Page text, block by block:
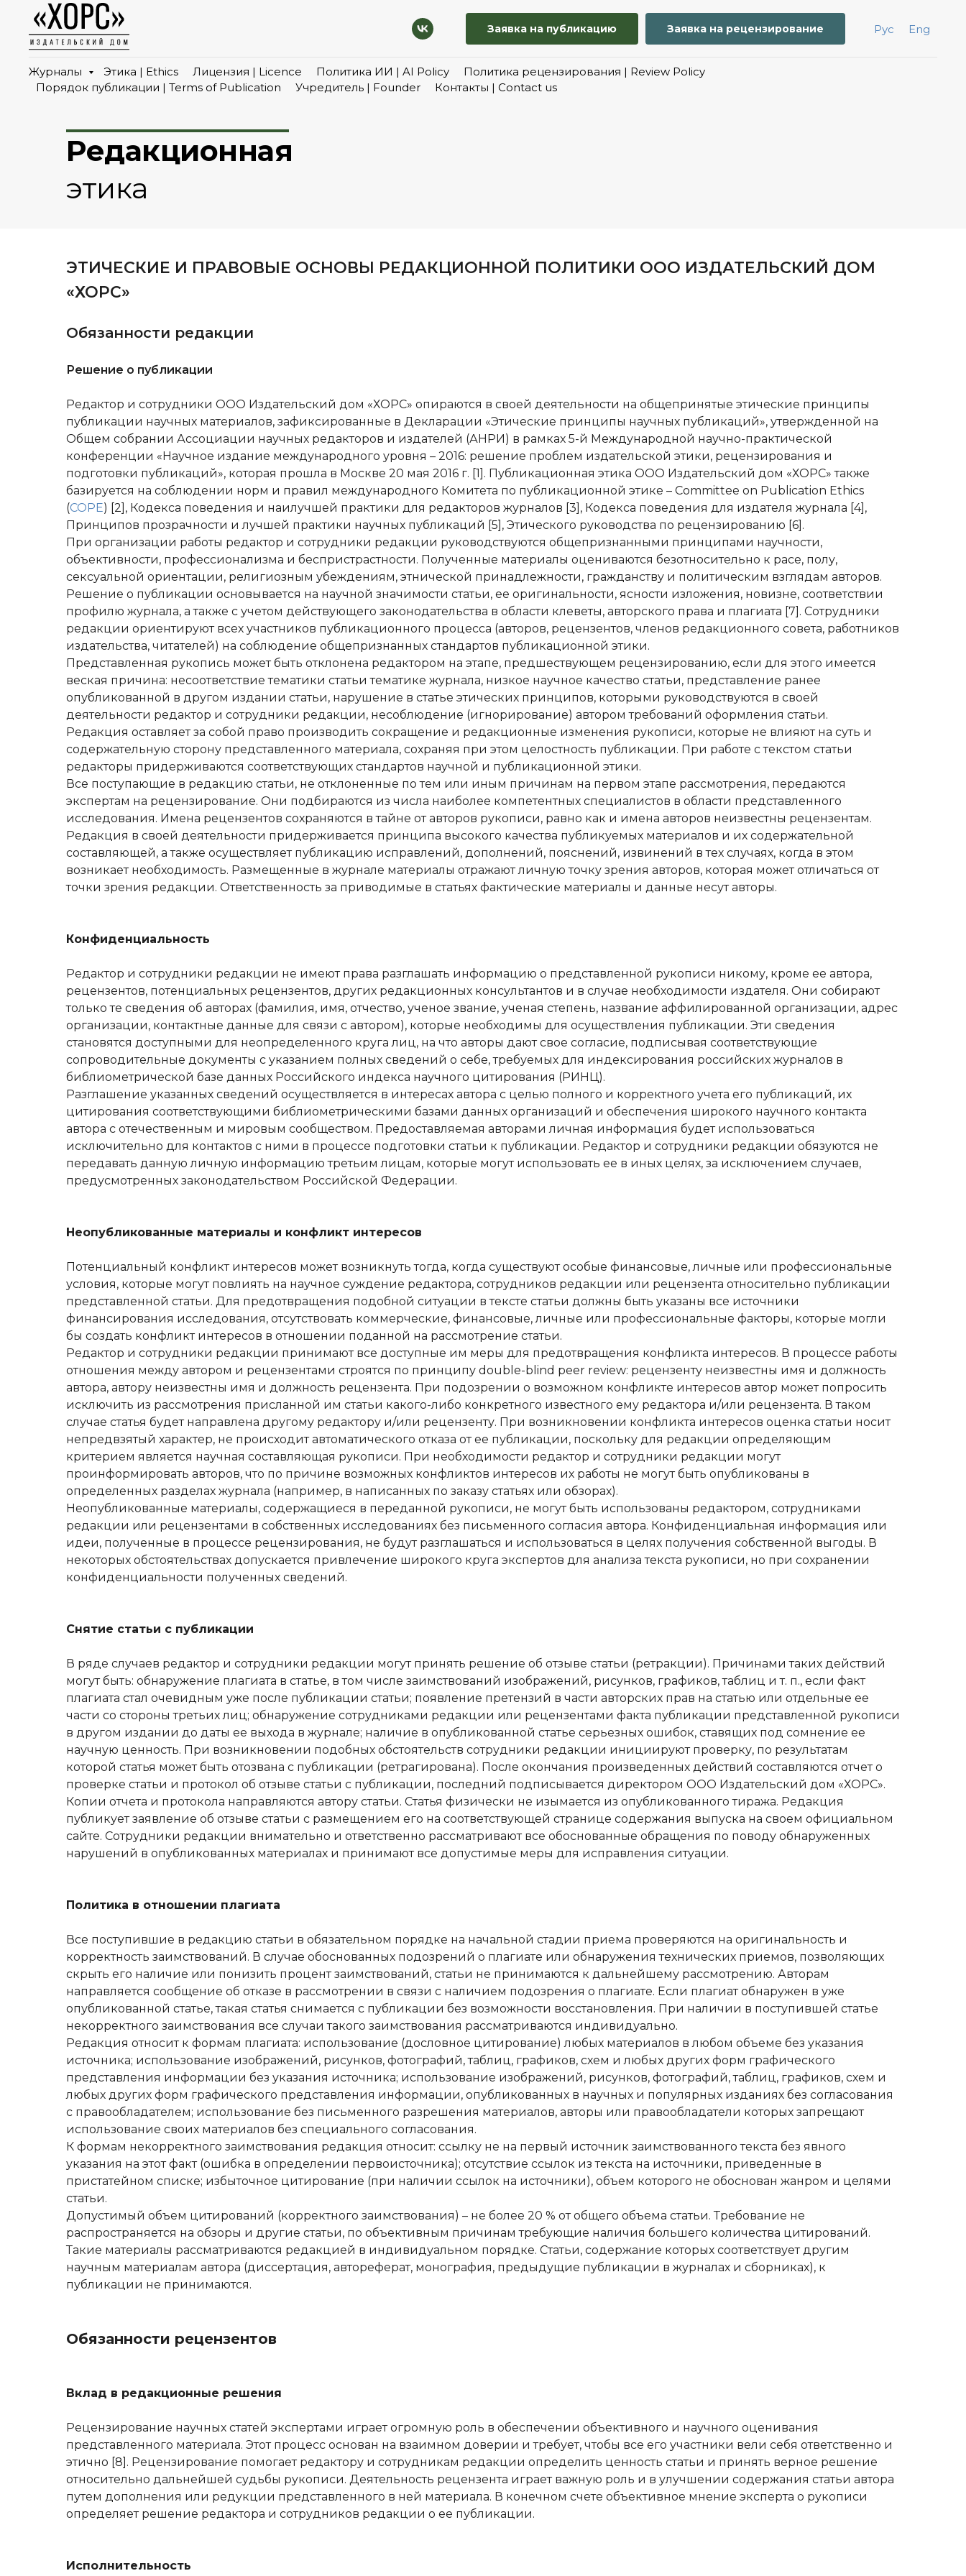
Заявка на публикацию Заявка на рецензирование Рус Eng
Журналы Этика | Ethics Лицензия | Licence Политика ИИ | AI Policy
Политика рецензирования | Review Policy
Порядок публикации | Terms of Publication
Учредитель | Founder Контакты | Contact us
Редакционная
этика
ЭТИЧЕСКИЕ И ПРАВОВЫЕ ОСНОВЫ РЕДАКЦИОННОЙ ПОЛИТИКИ ООО ИЗДАТЕЛЬСКИЙ ДОМ
«ХОРС»
Обязанности редакции
Решение о публикации
Редактор и сотрудники ООО Издательский дом «ХОРС» опираются в своей деятельности на общепринятые этические принципы
публикации научных материалов, зафиксированные в Декларации «Этические принципы научных публикаций», утвержденной на
Общем собрании Ассоциации научных редакторов и издателей (АНРИ) в рамках 5-й Международной научно-практической
конференции «Научное издание международного уровня – 2016: решение проблем издательской этики, рецензирования и
подготовки публикаций», которая прошла в Москве 20 мая 2016 г. [1]. Публикационная этика ООО Издательский дом «ХОРС» также
базируется на соблюдении норм и правил международного Комитета по публикационной этике – Committee on Publication Ethics
(COPE) [2], Кодекса поведения и наилучшей практики для редакторов журналов [3], Кодекса поведения для издателя журнала [4],
Принципов прозрачности и лучшей практики научных публикаций [5], Этического руководства по рецензированию [6].
При организации работы редактор и сотрудники редакции руководствуются общепризнанными принципами научности,
объективности, профессионализма и беспристрастности. Полученные материалы оцениваются безотносительно к расе, полу,
сексуальной ориентации, религиозным убеждениям, этнической принадлежности, гражданству и политическим взглядам авторов.
Решение о публикации основывается на научной значимости статьи, ее оригинальности, ясности изложения, новизне, соответствии
профилю журнала, а также с учетом действующего законодательства в области клеветы, авторского права и плагиата [7]. Сотрудники
редакции ориентируют всех участников публикационного процесса (авторов, рецензентов, членов редакционного совета, работников
издательства, читателей) на соблюдение общепризнанных стандартов публикационной этики.
Представленная рукопись может быть отклонена редактором на этапе, предшествующем рецензированию, если для этого имеется
веская причина: несоответствие тематики статьи тематике журнала, низкое научное качество статьи, представление ранее
опубликованной в другом издании статьи, нарушение в статье этических принципов, которыми руководствуются в своей
деятельности редактор и сотрудники редакции, несоблюдение (игнорирование) автором требований оформления статьи.
Редакция оставляет за собой право производить сокращение и редакционные изменения рукописи, которые не влияют на суть и
содержательную сторону представленного материала, сохраняя при этом целостность публикации. При работе с текстом статьи
редакторы придерживаются соответствующих стандартов научной и публикационной этики.
Все поступающие в редакцию статьи, не отклоненные по тем или иным причинам на первом этапе рассмотрения, передаются
экспертам на рецензирование. Они подбираются из числа наиболее компетентных специалистов в области представленного
исследования. Имена рецензентов сохраняются в тайне от авторов рукописи, равно как и имена авторов неизвестны рецензентам.
Редакция в своей деятельности придерживается принципа высокого качества публикуемых материалов и их содержательной
составляющей, а также осуществляет публикацию исправлений, дополнений, пояснений, извинений в тех случаях, когда в этом
возникает необходимость. Размещенные в журнале материалы отражают личную точку зрения авторов, которая может отличаться от
точки зрения редакции. Ответственность за приводимые в статьях фактические материалы и данные несут авторы.
Конфиденциальность
Редактор и сотрудники редакции не имеют права разглашать информацию о представленной рукописи никому, кроме ее автора,
рецензентов, потенциальных рецензентов, других редакционных консультантов и в случае необходимости издателя. Они собирают
только те сведения об авторах (фамилия, имя, отчество, ученое звание, ученая степень, название аффилированной организации, адрес
организации, контактные данные для связи с автором), которые необходимы для осуществления публикации. Эти сведения
становятся доступными для неопределенного круга лиц, на что авторы дают свое согласие, подписывая соответствующие
сопроводительные документы с указанием полных сведений о себе, требуемых для индексирования российских журналов в
библиометрической базе данных Российского индекса научного цитирования (РИНЦ).
Разглашение указанных сведений осуществляется в интересах автора с целью полного и корректного учета его публикаций, их
цитирования соответствующими библиометрическими базами данных организаций и обеспечения широкого научного контакта
автора с отечественным и мировым сообществом. Предоставляемая авторами личная информация будет использоваться
исключительно для контактов с ними в процессе подготовки статьи к публикации. Редактор и сотрудники редакции обязуются не
передавать данную личную информацию третьим лицам, которые могут использовать ее в иных целях, за исключением случаев,
предусмотренных законодательством Российской Федерации.
Неопубликованные материалы и конфликт интересов
Потенциальный конфликт интересов может возникнуть тогда, когда существуют особые финансовые, личные или профессиональные
условия, которые могут повлиять на научное суждение редактора, сотрудников редакции или рецензента относительно публикации
представленной статьи. Для предотвращения подобной ситуации в тексте статьи должны быть указаны все источники
финансирования исследования, отсутствовать коммерческие, финансовые, личные или профессиональные факторы, которые могли
бы создать конфликт интересов в отношении поданной на рассмотрение статьи.
Редактор и сотрудники редакции принимают все доступные им меры для предотвращения конфликта интересов. В процессе работы
отношения между автором и рецензентами строятся по принципу double-blind peer review: рецензенту неизвестны имя и должность
автора, автору неизвестны имя и должность рецензента. При подозрении о возможном конфликте интересов автор может попросить
исключить из рассмотрения присланной им статьи какого-либо конкретного известного ему редактора и/или рецензента. В таком
случае статья будет направлена другому редактору и/или рецензенту. При возникновении конфликта интересов оценка статьи носит
непредвзятый характер, не происходит автоматического отказа от ее публикации, поскольку для редакции определяющим
критерием является научная составляющая рукописи. При необходимости редактор и сотрудники редакции могут
проинформировать авторов, что по причине возможных конфликтов интересов их работы не могут быть опубликованы в
определенных разделах журнала (например, в написанных по заказу статьях или обзорах).
Неопубликованные материалы, содержащиеся в переданной рукописи, не могут быть использованы редактором, сотрудниками
редакции или рецензентами в собственных исследованиях без письменного согласия автора. Конфиденциальная информация или
идеи, полученные в процессе рецензирования, не будут разглашаться и использоваться в целях получения собственной выгоды. В
некоторых обстоятельствах допускается привлечение широкого круга экспертов для анализа текста рукописи, но при сохранении
конфиденциальности полученных сведений.
Снятие статьи с публикации
В ряде случаев редактор и сотрудники редакции могут принять решение об отзыве статьи (ретракции). Причинами таких действий
могут быть: обнаружение плагиата в статье, в том числе заимствований изображений, рисунков, графиков, таблиц и т. п., если факт
плагиата стал очевидным уже после публикации статьи; появление претензий в части авторских прав на статью или отдельные ее
части со стороны третьих лиц; обнаружение сотрудниками редакции или рецензентами факта публикации представленной рукописи
в другом издании до даты ее выхода в журнале; наличие в опубликованной статье серьезных ошибок, ставящих под сомнение ее
научную ценность. При возникновении подобных обстоятельств сотрудники редакции инициируют проверку, по результатам
которой статья может быть отозвана с публикации (ретрагирована). После окончания произведенных действий составляются отчет о
проверке статьи и протокол об отзыве статьи с публикации, последний подписывается директором ООО Издательский дом «ХОРС».
Копии отчета и протокола направляются автору статьи. Статья физически не изымается из опубликованного тиража. Редакция
публикует заявление об отзыве статьи с размещением его на соответствующей странице содержания выпуска на своем официальном
сайте. Сотрудники редакции внимательно и ответственно рассматривают все обоснованные обращения по поводу обнаруженных
нарушений в опубликованных материалах и принимают все допустимые меры для исправления ситуации.
Политика в отношении плагиата
Все поступившие в редакцию статьи в обязательном порядке на начальной стадии приема проверяются на оригинальность и
корректность заимствований. В случае обоснованных подозрений о плагиате или обнаружения технических приемов, позволяющих
скрыть его наличие или понизить процент заимствований, статьи не принимаются к дальнейшему рассмотрению. Авторам
направляется сообщение об отказе в рассмотрении в связи с наличием подозрения о плагиате. Если плагиат обнаружен в уже
опубликованной статье, такая статья снимается с публикации без возможности восстановления. При наличии в поступившей статье
некорректного заимствования все случаи такого заимствования рассматриваются индивидуально.
Редакция относит к формам плагиата: использование (дословное цитирование) любых материалов в любом объеме без указания
источника; использование изображений, рисунков, фотографий, таблиц, графиков, схем и любых других форм графического
представления информации без указания источника; использование изображений, рисунков, фотографий, таблиц, графиков, схем и
любых других форм графического представления информации, опубликованных в научных и популярных изданиях без согласования
с правообладателем; использование без письменного разрешения материалов, авторы или правообладатели которых запрещают
использование своих материалов без специального согласования.
К формам некорректного заимствования редакция относит: ссылку не на первый источник заимствованного текста без явного
указания на этот факт (ошибка в определении первоисточника); отсутствие ссылок из текста на источники, приведенные в
пристатейном списке; избыточное цитирование (при наличии ссылок на источники), объем которого не обоснован жанром и целями
статьи.
Допустимый объем цитирований (корректного заимствования) – не более 20 % от общего объема статьи. Требование не
распространяется на обзоры и другие статьи, по объективным причинам требующие наличия большего количества цитирований.
Такие материалы рассматриваются редакцией в индивидуальном порядке. Статьи, содержание которых соответствует другим
научным материалам автора (диссертация, автореферат, монография, предыдущие публикации в журналах и сборниках), к
публикации не принимаются.
Обязанности рецензентов
Вклад в редакционные решения
Рецензирование научных статей экспертами играет огромную роль в обеспечении объективного и научного оценивания
представленного материала. Этот процесс основан на взаимном доверии и требует, чтобы все его участники вели себя ответственно и
этично [8]. Рецензирование помогает редактору и сотрудникам редакции определить ценность статьи и принять верное решение
относительно дальнейшей судьбы рукописи. Деятельность рецензента играет важную роль и в улучшении содержания статьи автора
путем дополнения или редукции представленного в ней материала. В конечном счете объективное мнение эксперта о рукописи
определяет решение редактора и сотрудников редакции о ее публикации.
Исполнительность